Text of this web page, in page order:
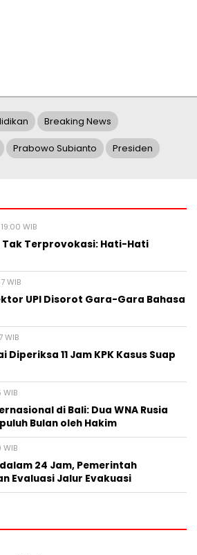
Breaking News
Prabowo Subianto Presiden
WIB
Tak Terprovokasi: Hati-Hati
WIB
UPI Disorot Gara-Gara Bahasa
WIB
Diperiksa 11 Jam KPK Kasus Suap
di Bali: Dua WNA Rusia
Bulan oleh Hakim
24 Jam, Pemerintah
Evaluasi Jalur Evakuasi